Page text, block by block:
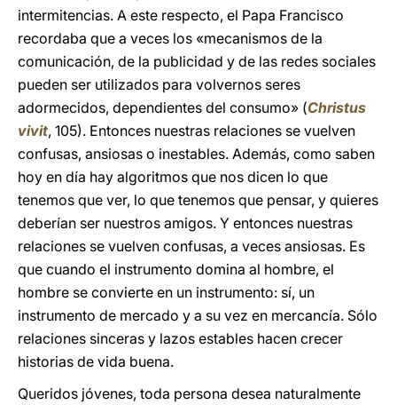
intermitencias. A este respecto, el Papa Francisco
recordaba que a veces los «mecanismos de la
comunicación, de la publicidad y de las redes sociales
pueden ser utilizados para volvernos seres
adormecidos, dependientes del consumo» (Christus
vivit, 105). Entonces nuestras relaciones se vuelven
confusas, ansiosas o inestables. Además, como saben
hoy en día hay algoritmos que nos dicen lo que
tenemos que ver, lo que tenemos que pensar, y quieres
deberían ser nuestros amigos. Y entonces nuestras
relaciones se vuelven confusas, a veces ansiosas. Es
que cuando el instrumento domina al hombre, el
hombre se convierte en un instrumento: sí, un
instrumento de mercado y a su vez en mercancía. Sólo
relaciones sinceras y lazos estables hacen crecer
historias de vida buena.
Queridos jóvenes, toda persona desea naturalmente